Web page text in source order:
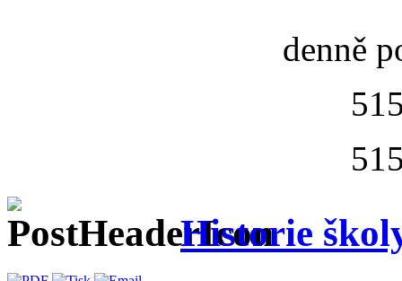
denně
Historie